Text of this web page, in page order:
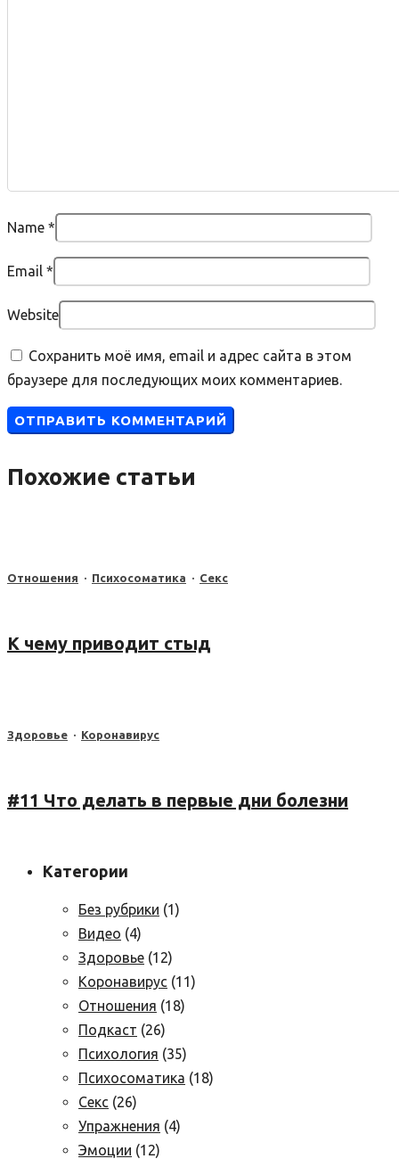
Name *
Email *
Website
Сохранить моё имя, email и адрес сайта в этом
браузере для последующих моих комментариев.
Похожие статьи
Отношения · Психосоматика · Секс
К чему приводит стыд
Здоровье · Коронавирус
#11 Что делать в первые дни болезни
Категории
Без рубрики (1)
Видео (4)
Здоровье (12)
Коронавирус (11)
Отношения (18)
Подкаст (26)
Психология (35)
Психосоматика (18)
Секс (26)
Упражнения (4)
Эмоции (12)